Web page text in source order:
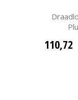
110,72